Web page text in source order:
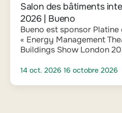
Salon des bâtiments
2026 | Bueno
Bueno est sponsor
« Energy Management
Buildings Show London
14 oct. 2026 16 octobre 2026